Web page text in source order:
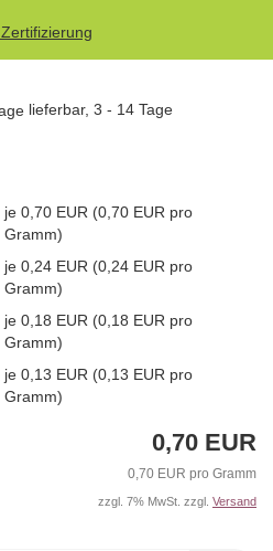
lieferbar, 3 - 14 Tage
je 0,70 EUR (0,70 EUR pro
Gramm)
je 0,24 EUR (0,24 EUR pro
Gramm)
je 0,18 EUR (0,18 EUR pro
Gramm)
je 0,13 EUR (0,13 EUR pro
Gramm)
0,70 EUR
0,70 EUR pro Gramm
zzgl. 7% MwSt. zzgl. Versand